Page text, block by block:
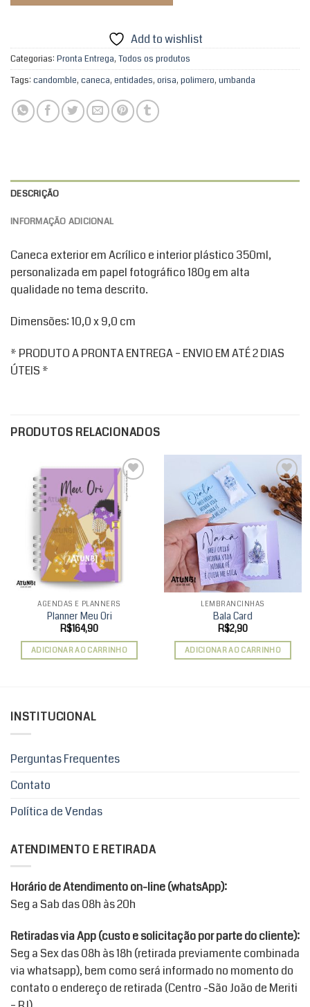
Add to wishlist
Categorias: Pronta Entrega, Todos os produtos
Tags: candomble, caneca, entidades, orisa, polimero, umbanda
DESCRIÇÃO
INFORMAÇÃO ADICIONAL
Caneca exterior em Acrílico e interior plástico 350ml,
personalizada em papel fotográfico 180g em alta
qualidade no tema descrito.
Dimensões: 10,0 x 9,0 cm
* PRODUTO A PRONTA ENTREGA – ENVIO EM ATÉ 2 DIAS
ÚTEIS *
PRODUTOS RELACIONADOS
Add to
wishlist
AGENDAS E PLANNERS
Planner Meu Ori
R$164,90
ADICIONAR AO CARRINHO
Add to
wishlist
LEMBRANCINHAS
Bala Card
R$2,90
ADICIONAR AO CARRINHO
INSTITUCIONAL
Perguntas Frequentes
Contato
Política de Vendas
ATENDIMENTO E RETIRADA
Horário de Atendimento on-line (whatsApp):
Seg a Sab das 08h às 20h
Retiradas via App (custo e solicitação por parte do cliente):
Seg a Sex das 08h às 18h (retirada previamente combinada
via whatsapp), bem como será informado no momento do
contato o endereço de retirada (Centro -São João de Meriti